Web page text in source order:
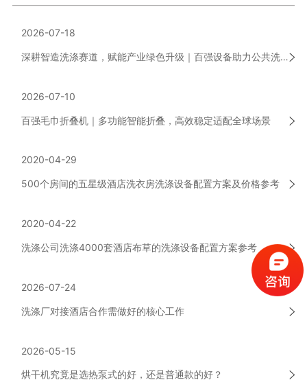
2026-07-18
深耕智造洗涤赛道，赋能产业绿色升级｜百强设备助力公共洗涤行业高质量发展
2026-07-10
百强毛巾折叠机｜多功能智能折叠，高效稳定适配全球场景
2020-04-29
500个房间的五星级酒店洗衣房洗涤设备配置方案及价格参考
2020-04-22
洗涤公司洗涤4000套酒店布草的洗涤设备配置方案参考
2026-07-24
洗涤厂对接酒店合作需做好的核心工作
2026-05-15
烘干机究竟是选热泵式的好，还是普通款的好？